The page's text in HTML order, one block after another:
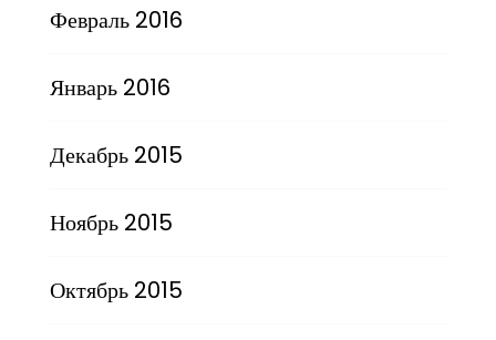
Февраль 2016
Январь 2016
Декабрь 2015
Ноябрь 2015
Октябрь 2015